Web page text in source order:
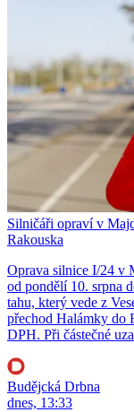
Silničáři opraví v
Rakouska
Oprava silnice I/24 v
od pondělí 10. srpna
tahu, který vede z
přechod Halámky do
DPH. Při částečné
Budějcká Drbna
dnes, 13:33